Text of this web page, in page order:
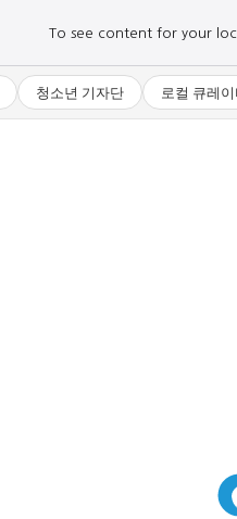
To see content for your
청소년 기자단 로컬 큐레이